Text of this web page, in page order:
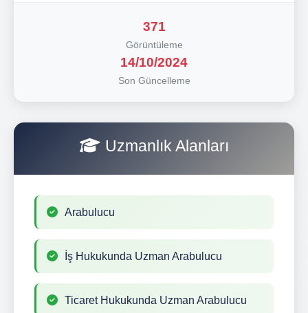
371
Görüntüleme
14/10/2024
Son Güncelleme
Uzmanlık Alanları
Arabulucu
İş Hukukunda Uzman Arabulucu
Ticaret Hukukunda Uzman Arabulucu